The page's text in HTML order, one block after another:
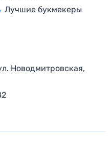
Лучшие букмекеры
Новодмитровская,